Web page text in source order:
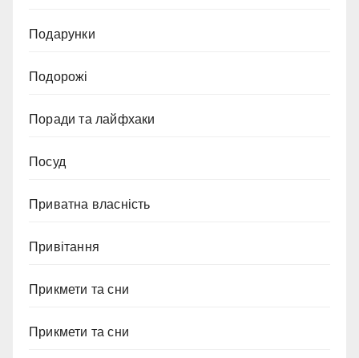
Подарунки
Подорожі
Поради та лайфхаки
Посуд
Приватна власність
Привітання
Прикмети та сни
Прикмети та сни